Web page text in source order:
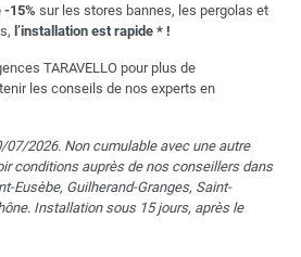
-15%sur les stores bannes, les pergolas et
l’installation est rapide * !
TARAVELLO pour plus de
les conseils de nos experts en
07/2026. Non cumulable avec une autre
conditions auprès de nos conseillers dans
Eusèbe, Guilherand-Granges, Saint-
Installation sous 15 jours, après le